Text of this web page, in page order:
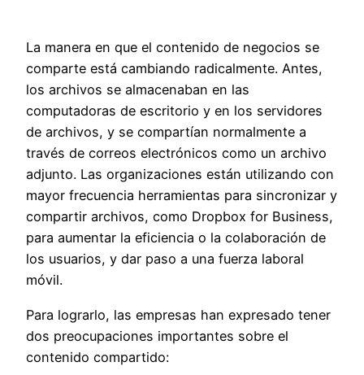
La manera en que el contenido de negocios se
comparte está cambiando radicalmente. Antes,
los archivos se almacenaban en las
computadoras de escritorio y en los servidores
de archivos, y se compartían normalmente a
través de correos electrónicos como un archivo
adjunto. Las organizaciones están utilizando con
mayor frecuencia herramientas para sincronizar y
compartir archivos, como Dropbox for Business,
para aumentar la eficiencia o la colaboración de
los usuarios, y dar paso a una fuerza laboral
móvil.
Para lograrlo, las empresas han expresado tener
dos preocupaciones importantes sobre el
contenido compartido: